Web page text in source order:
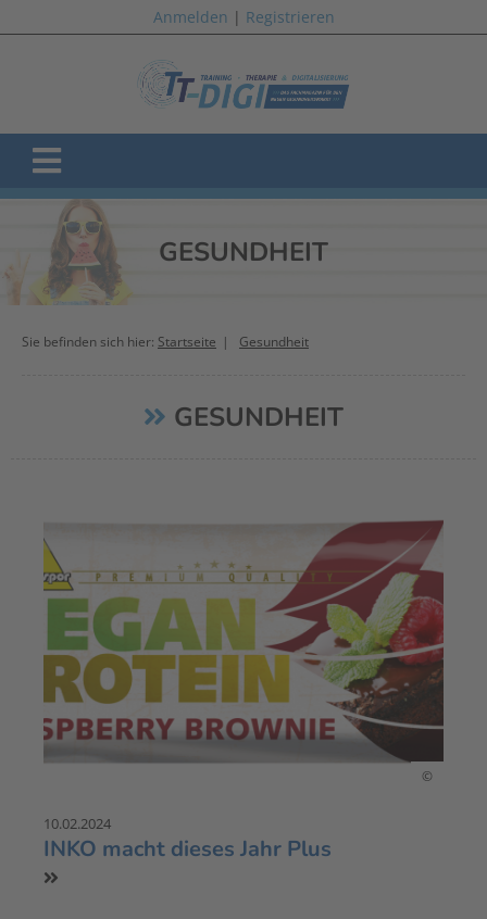
Anmelden | Registrieren
GESUNDHEIT
Sie befinden sich hier: Startseite Gesundheit
GESUNDHEIT
©
10.02.2024
INKO macht dieses Jahr Plus